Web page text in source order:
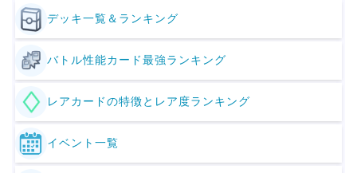
デッキ一覧＆ランキング
バトル性能カード最強ランキング
レアカードの特徴とレア度ランキング
イベント一覧